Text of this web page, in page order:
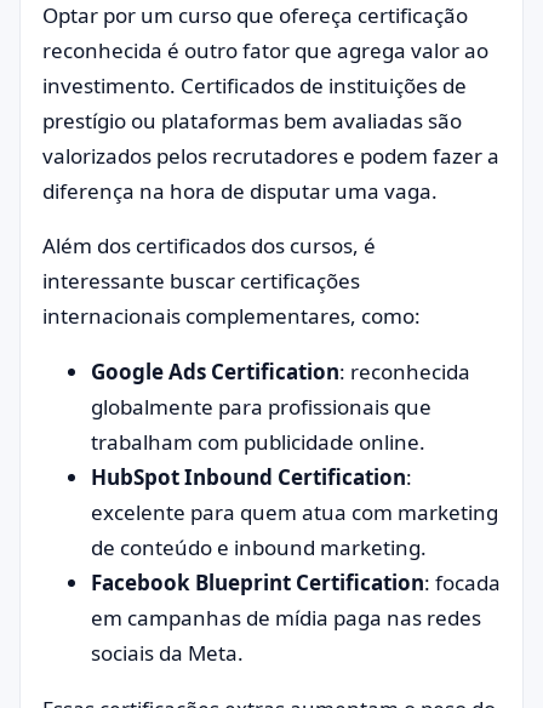
Optar por um curso que ofereça certificação
reconhecida é outro fator que agrega valor ao
investimento. Certificados de instituições de
prestígio ou plataformas bem avaliadas são
valorizados pelos recrutadores e podem fazer a
diferença na hora de disputar uma vaga.
Além dos certificados dos cursos, é
interessante buscar certificações
internacionais complementares, como:
Google Ads Certification: reconhecida
globalmente para profissionais que
trabalham com publicidade online.
HubSpot Inbound Certification:
excelente para quem atua com marketing
de conteúdo e inbound marketing.
Facebook Blueprint Certification: focada
em campanhas de mídia paga nas redes
sociais da Meta.